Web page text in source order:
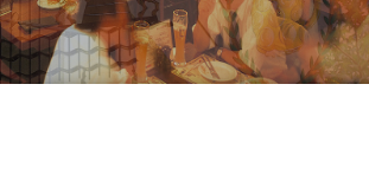
マイン・シュロスとは
オンラインショップ